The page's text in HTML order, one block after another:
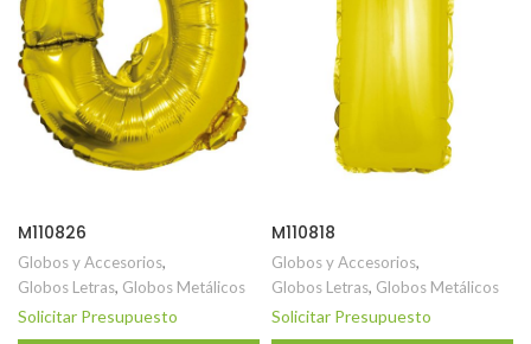
M110826
Globos y Accesorios,
Globos Letras, Globos Metálicos
Solicitar Presupuesto
M110818
Globos y Accesorios,
Globos Letras, Globos Metálicos
Solicitar Presupuesto